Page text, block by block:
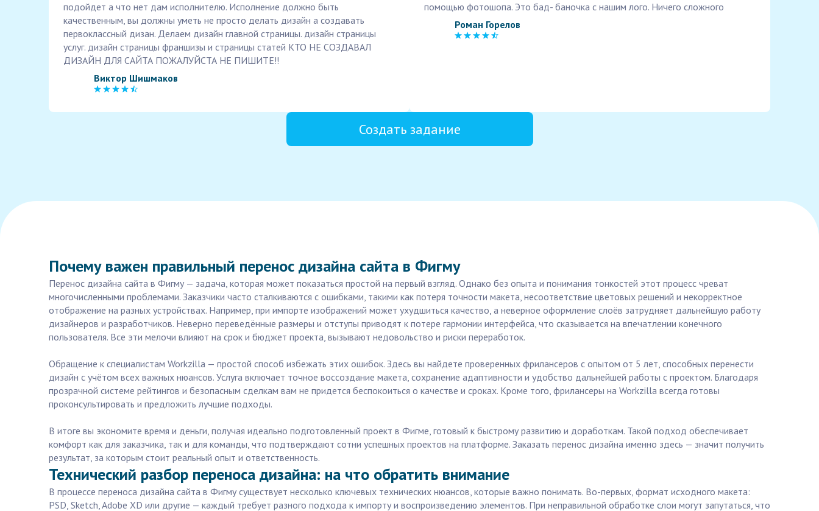
подойдет а что нет дам исполнителю. Исполнение должно быть
качественным, вы должны уметь не просто делать дизайн а создавать
первоклассный дизан. Делаем дизайн главной страницы. дизайн страницы
услуг. дизайн страницы франшизы и страницы статей КТО НЕ СОЗДАВАЛ
ДИЗАЙН ДЛЯ САЙТА ПОЖАЛУЙСТА НЕ ПИШИТЕ!!
Виктор Шишмаков
помощью фотошопа. Это бад- баночка с нашим лого. Ничего сложного
Роман Горелов
Создать задание
Почему важен правильный перенос дизайна сайта в Фигму
Перенос дизайна сайта в Фигму — задача, которая может показаться простой на первый взгляд. Однако без опыта и понимания тонкостей этот процесс чреват
многочисленными проблемами. Заказчики часто сталкиваются с ошибками, такими как потеря точности макета, несоответствие цветовых решений и некорректное
отображение на разных устройствах. Например, при импорте изображений может ухудшиться качество, а неверное оформление слоёв затрудняет дальнейшую работу
дизайнеров и разработчиков. Неверно переведённые размеры и отступы приводят к потере гармонии интерфейса, что сказывается на впечатлении конечного
пользователя. Все эти мелочи влияют на срок и бюджет проекта, вызывают недовольство и риски переработок.
Обращение к специалистам Workzilla — простой способ избежать этих ошибок. Здесь вы найдете проверенных фрилансеров с опытом от 5 лет, способных перенести
дизайн с учётом всех важных нюансов. Услуга включает точное воссоздание макета, сохранение адаптивности и удобство дальнейшей работы с проектом. Благодаря
прозрачной системе рейтингов и безопасным сделкам вам не придется беспокоиться о качестве и сроках. Кроме того, фрилансеры на Workzilla всегда готовы
проконсультировать и предложить лучшие подходы.
В итоге вы экономите время и деньги, получая идеально подготовленный проект в Фигме, готовый к быстрому развитию и доработкам. Такой подход обеспечивает
комфорт как для заказчика, так и для команды, что подтверждают сотни успешных проектов на платформе. Заказать перенос дизайна именно здесь — значит получить
результат, за которым стоит реальный опыт и ответственность.
Технический разбор переноса дизайна: на что обратить внимание
В процессе переноса дизайна сайта в Фигму существует несколько ключевых технических нюансов, которые важно понимать. Во-первых, формат исходного макета:
PSD, Sketch, Adobe XD или другие — каждый требует разного подхода к импорту и воспроизведению элементов. При неправильной обработке слои могут запутаться, что